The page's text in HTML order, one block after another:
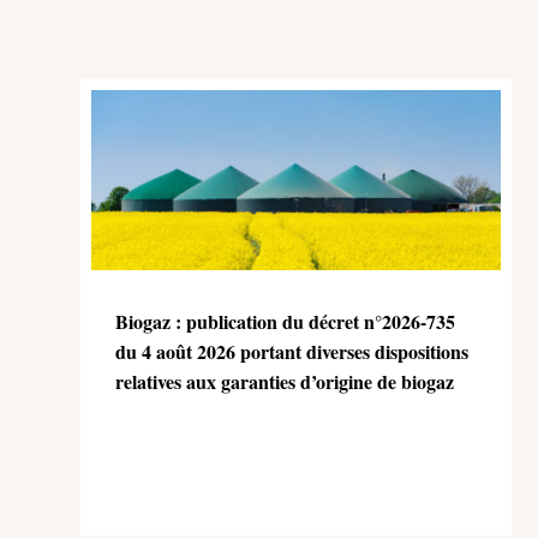
Biogaz : publication du décret n°2026-735
du 4 août 2026 portant diverses dispositions
relatives aux garanties d’origine de biogaz